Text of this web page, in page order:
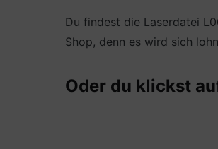
Du findest die Laserdatei
Shop, denn es wird sich
Oder du klickst